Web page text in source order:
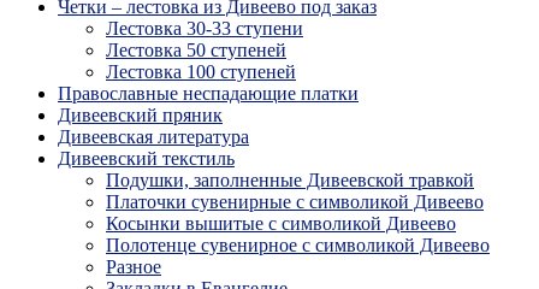
Четки – лестовка из Дивеево под заказ
Лестовка 30-33 ступени
Лестовка 50 ступеней
Лестовка 100 ступеней
Православные неспадающие платки
Дивеевский пряник
Дивеевская литература
Дивеевский текстиль
Подушки, заполненные Дивеевской травкой
Платочки сувенирные с символикой Дивеево
Косынки вышитые с символикой Дивеево
Полотенце сувенирное с символикой Дивеево
Разное